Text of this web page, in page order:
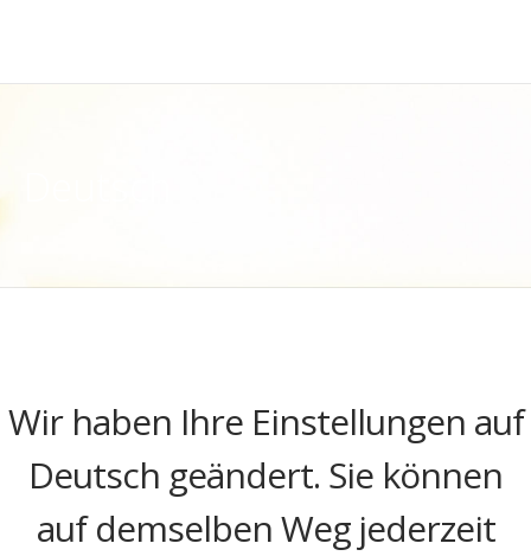
Wir haben Ihre Einstellungen auf
Deutsch geändert. Sie können
auf demselben Weg jederzeit